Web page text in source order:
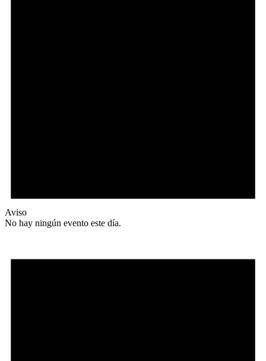
Aviso
No hay ningún evento este día.